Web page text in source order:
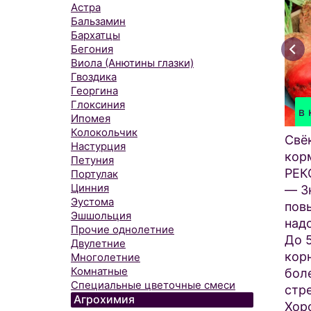
Астра
Бальзамин
Бархатцы
Бегония
Виола (Анютины глазки)
Гвоздика
Георгина
Глоксиния
Ипомея
Колокольчик
Настурция
Петуния
Портулак
Цинния
Эустома
Эшшольция
Прочие однолетние
Двулетние
Многолетние
Комнатные
Специальные цветочные смеси
Агрохимия
в
—
До